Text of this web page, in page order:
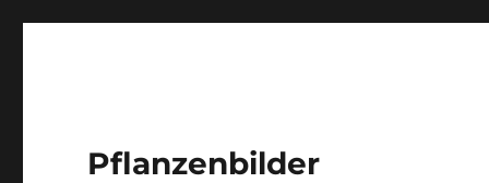
Pflanzenbilder